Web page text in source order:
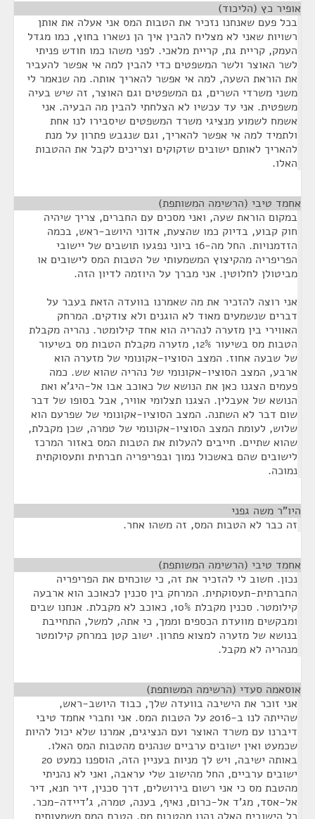
אופיר כץ (הליכוד)
בכל פעם שאנחנו נזכיר את הטבות המס אני אעלה את אותן
רשויות שאני לא מצליח להבין איך הן נשארו בחוץ, כמו מגדל
העמק, קריית גת, קריית מלאכי. לפני משהו כמו חודש פניתי
לשר האוצר ולשר המשפטים כדי להבין למה אי אפשר להעביר
את הוראת השעה, למה אי אפשר להאריך אותה. מה שנאמר לי
משני משרדי השרים, גם המשפטים וגם האוצר, זה שיש בעיה
משפטית. אני עד עכשיו לא הצלחתי להבין מה הבעיה. אני
אשמח לשמוע מנציגי משרד המשפטים שיסבירו לנו אחת
ולתמיד למה אי אפשר להאריך, וגם שנגבש פתרון על מנת
להאריך לאותם ישובים שזקוקים וצריכים לקבל את ההטבות
האלו.
אחמד טיבי (הרשימה המשותפת)
במקום הוראת שעה, ואני מסכים עם החברים, צריך שיהיה
חוק קבוע, בדיוק כמו שהצעת, אדוני היושב-ראש, בכמה
הזדמנויות. החל מה-16 ביוני נפגעו תושבים של יישובי
הפריפריה מהקיצוץ המשמעותי של הטבות המס לישובים או
מביטולן לחלוטין. אני מברך על היוזמה לדיון הזה.
אני רוצה להזכיר את מה שאמרנו בוועדה הזאת בעבר על
דברים שנשמעים מאוד לא הוגנים ולא צודקים. המרחק
האווירי בין מזערה לנהריה הוא אחד קילומטר. נהריה מקבלת
הטבות מס בשיעור 12%, מזערה מקבלת הטבות מס בשיעור
של שבעה אחוז. המצב הסוציו-אקונומי של מזערה הוא
ארבע, המצב הסוציו-אקונומי של נהריה שהוא שש. כמה
פעמים הצגנו כאן את הנושא של כאוכב אבו אל-היג'א ואת
הנושא של אעבלין. הצגנו תצלומי אוויר, אבל בסופו של דבר
שום דבר לא השתנה. המצב הסוציו-אקונומי של שפרעם הוא
שלוש, לעומת המצב הסוציו-אקונומי של טמרה, שכן מקבלת,
שהוא שתיים. חייבים להעלות את הטבות המס באזור המרכז
לישובים שהם באשכול נמוך ובפריפריה חברתית ותעסוקתית
נמוכה.
היו"ר משה גפני
זה כבר לא הטבות המס, זה משהו אחר.
אחמד טיבי (הרשימה המשותפת)
נכון. חשוב לי להזכיר את זה, כי שוכחים את הפריפריה
החברתית-תעסוקתית. המרחק בין סכנין לכאוכב הוא ארבעה
קילומטר. סכנין מקבלת 10%, כאוכב לא מקבלת. אנחנו שבים
ומבקשים מוועדת הכספים וממך, כי אתה, למשל, התחייבת
בנושא של מזערה למצוא פתרון. ישוב קטן במרחק קילומטר
מנהריה לא מקבל.
אוסאמה סעדי (הרשימה המשותפת)
אני זוכר את הישיבה בוועדה שלך, כבוד היושב-ראש,
שהייתה לנו ב-2016 על הטבות המס. אני וחברי אחמד טיבי
דיברנו עם משרד האוצר ועם הנציגים, אמרנו שלא יכול להיות
שכמעט ואין ישובים ערביים שנהנים מהטבות המס האלו.
באותה ישיבה, ויש לך מניות בעניין הזה, הוספנו כמעט 20
ישובים ערביים, החל מהישוב שלי עראבה, ואני לא נהניתי
מהטבת מס כי אני רשום בירושלים, דרך סכנין, דיר חנא, דיר
אל-אסד, מג'ד אל-כרום, נאיף, בענה, טמרה, ג'דיידה-מכר.